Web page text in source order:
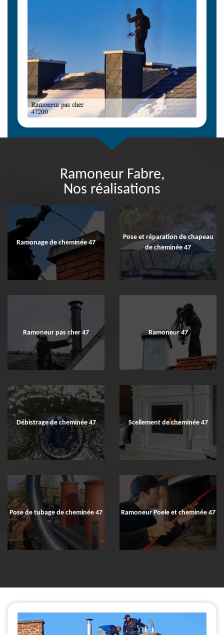
Ramoneur Fabre,
Nos réalisations
Ramonage de cheminée 47
Pose et réparation de chapeau
de cheminée 47
Ramoneur pas cher 47 Ramoneur 47
Débistrage de cheminée 47 Scellement de cheminée 47
Pose de tubage de cheminée 47 Ramoneur Poele et cheminée 47